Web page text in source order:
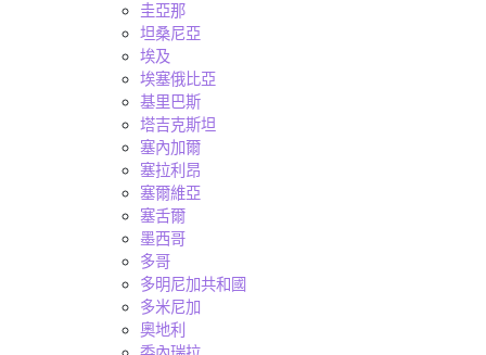
圭亞那
坦桑尼亞
埃及
埃塞俄比亞
基里巴斯
塔吉克斯坦
塞內加爾
塞拉利昂
塞爾維亞
塞舌爾
墨西哥
多哥
多明尼加共和國
多米尼加
奧地利